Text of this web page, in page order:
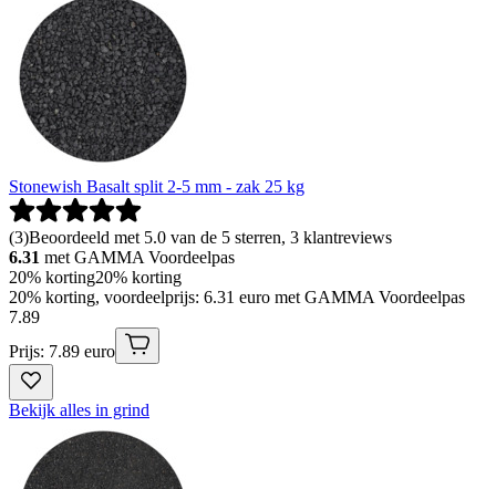
Stonewish Basalt split 2-5 mm - zak 25 kg
(3)Beoordeeld met 5.0 van de 5 sterren, 3 klantreviews
6.31 met GAMMA Voordeelpas
20% korting20% korting
20% korting, voordeelprijs: 6.31 euro met GAMMA Voordeelpas
7.89
Prijs: 7.89 euro
Bekijk alles in grind